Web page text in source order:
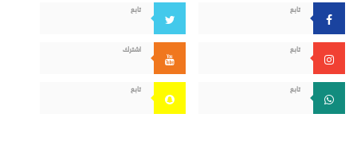
تابع تابع
تابع اشترك
تابع تابع